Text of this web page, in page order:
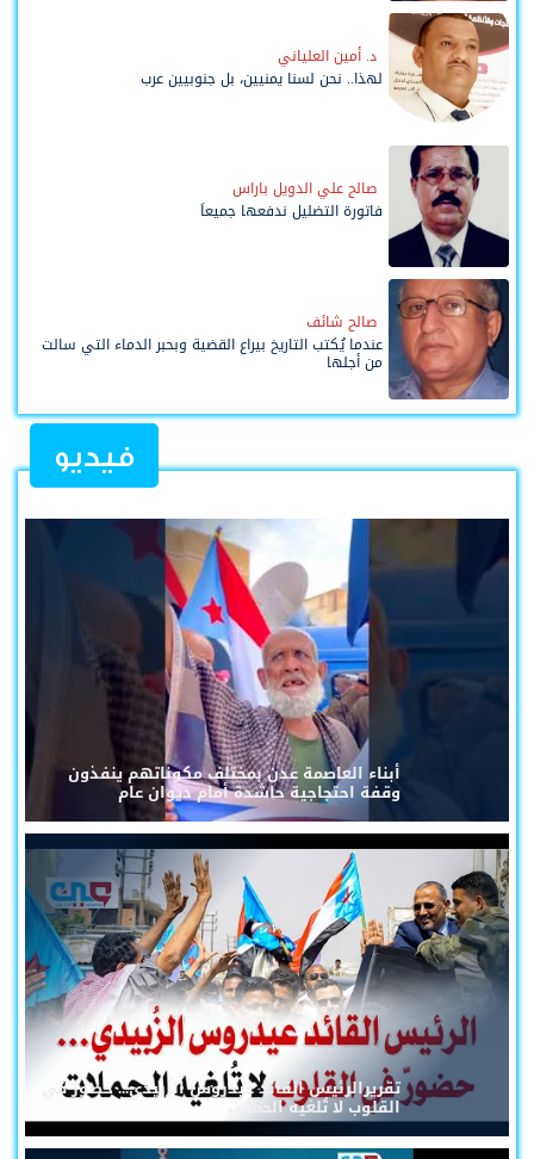
د. أمين العلياني
لهذا.. نحن لسنا يمنيين، بل جنوبيين عرب
صالح علي الدويل باراس
فاتورة التضليل ندفعها جميعاً
صالح شائف
عندما يُكتب التاريخ بيراع القضية وبحبر الدماء التي سالت
من أجلها
فيديو
أبناء العاصمة عدن بمختلف مكوناتهم ينفذون
وقفة احتجاجية حاشدة أمام ديوان عام
تقريرالرئيس القائد عيدروس الزُبيدي... حضورٌ في
القلوب لا تُلغيه الحملات